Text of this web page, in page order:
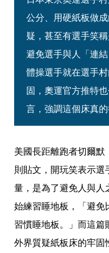
公分、用硬紙板做
疑，甚至有選手笑
避免選手與人「連
體操選手就在選手
固，奧運官方推特
言，強調這個床真的
美國長距離跑者切爾
則貼文，開玩笑表示
量，是為了避免人與
始練習睡地板，「避
習慣睡地板。」而這
外界質疑紙板床的牢固